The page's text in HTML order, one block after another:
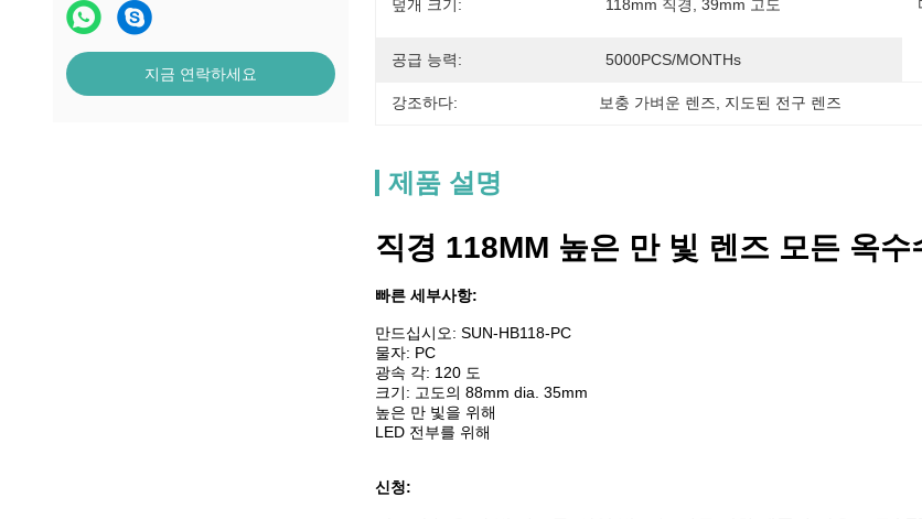
지금 연락하세요
덮개 크기: 118mm 직경, 39mm 고도
공급 능력: 5000PCS/MONTHs
강조하다: 보충 가벼운 렌즈 지도된 전구 렌즈
제품 설명
직경 118MM 높은 만 빛 렌즈 모든 옥
빠른 세부사항:
만드십시오: SUN-HB118-PC
물자: PC
광속 각: 120 도
크기: 고도의 88mm dia. 35mm
높은 만 빛을 위해
LED 전부를 위해
신청: